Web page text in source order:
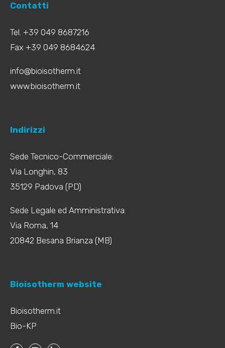
Contatti
Tel. +39 049 8687216
Fax +39 049 8684624
info@bioisotherm.it
www.bioisotherm.it
Indirizzi
Sede Tecnico-Commerciale:
Via Longhin, 83
35129 Padova (PD)
Sede Legale ed Amministrativa:
Via Roma, 14
20842 Besana Brianza (MB)
Bioisotherm website
Bioisotherm.it
Bio-KP